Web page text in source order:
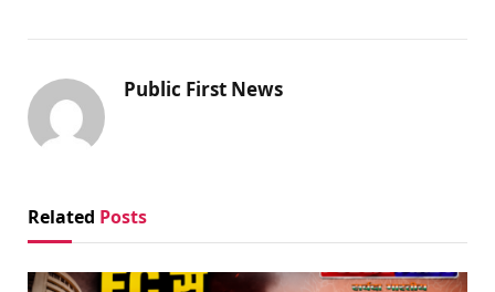
Public First News
Related Posts